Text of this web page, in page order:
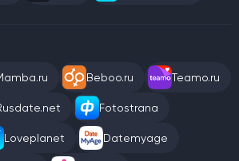
Beboo.ru Teamo.ru
Fotostrana
Loveplanet Datemyage